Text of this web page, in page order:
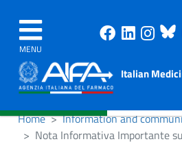
MENU
Italian
Home Information and
Nota Informativa Importante